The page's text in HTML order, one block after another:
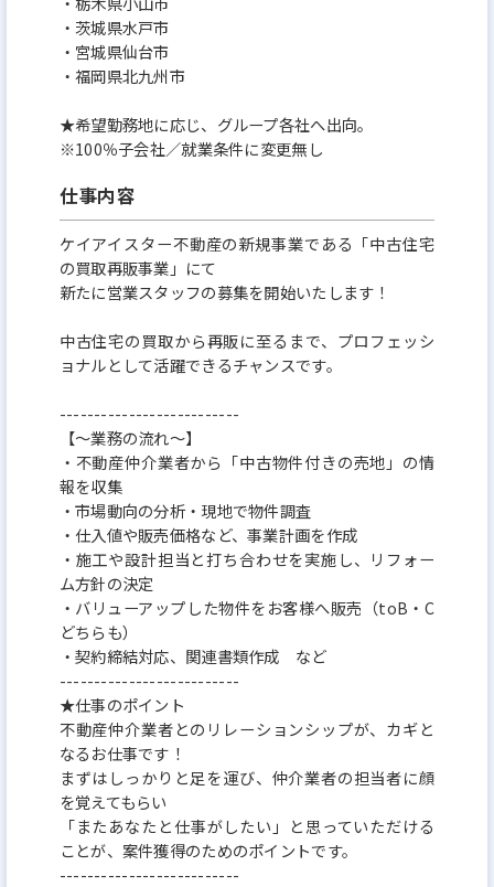
・茨城県水戸市
・宮城県仙台市
・福岡県北九州市
★希望勤務地に応じ、グループ各社へ出向。
※100％子会社／就業条件に変更無し
仕事内容
ケイアイスター不動産の新規事業である「中古住宅
の買取再販事業」にて
新たに営業スタッフの募集を開始いたします！
中古住宅の買取から再販に至るまで、プロフェッシ
ョナルとして活躍できるチャンスです。
--------------------------
【～業務の流れ～】
・不動産仲介業者から「中古物件付きの売地」の情
報を収集
・市場動向の分析・現地で物件調査
・仕入値や販売価格など、事業計画を作成
・施工や設計担当と打ち合わせを実施し、リフォー
ム方針の決定
・バリューアップした物件をお客様へ販売（toB・C
どちらも）
・契約締結対応、関連書類作成 など
--------------------------
★仕事のポイント
不動産仲介業者とのリレーションシップが、カギと
なるお仕事です！
まずはしっかりと足を運び、仲介業者の担当者に顔
を覚えてもらい
「またあなたと仕事がしたい」と思っていただける
ことが、案件獲得のためのポイントです。
--------------------------